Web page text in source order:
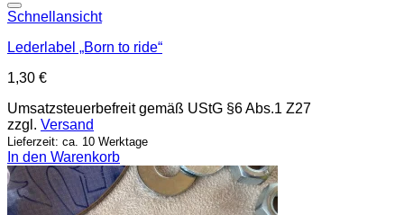
Schnellansicht
Lederlabel „Born to ride“
1,30 €
Umsatzsteuerbefreit gemäß UStG §6 Abs.1 Z27
zzgl. Versand
Lieferzeit: ca. 10 Werktage
In den Warenkorb